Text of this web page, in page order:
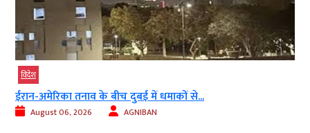
विदेश
ईरान-अमेरिका तनाव के बीच दुबई में धमाकों से...
August 06, 2026 AGNIBAN